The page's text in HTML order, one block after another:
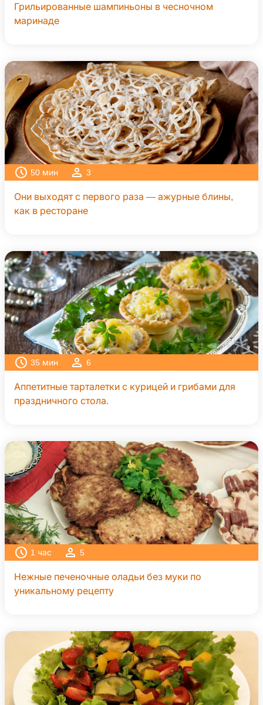
Грильированные шампиньоны в чесночном
маринаде
50 мин 3
Они выходят с первого раза — ажурные блины,
как в ресторане
35 мин 6
Аппетитные тарталетки с курицей и грибами для
праздничного стола.
1 час 5
Нежные печеночные оладьи без муки по
уникальному рецепту